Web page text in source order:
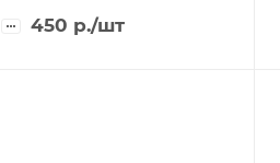
450 р./шт